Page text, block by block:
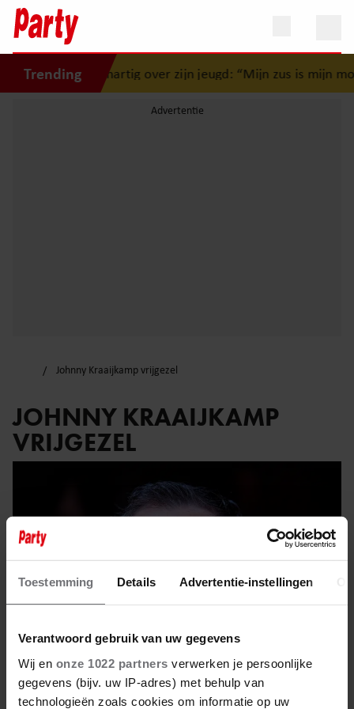
Toestemming Details Advertentie-instellingen
Verantwoord gebruik van uw gegevens
Wij en onze 1022 partners verwerken je persoonlijke
gegevens (bijv. uw IP-adres) met behulp van
technologieën zoals cookies om informatie op uw
Trending
Ferwerda openhartig over zijn jeugd: “Mijn zus is mijn
Johnny Kraaijkamp vrijgezel
JOHNNY KRAAIJKAMP
VRIJGEZEL